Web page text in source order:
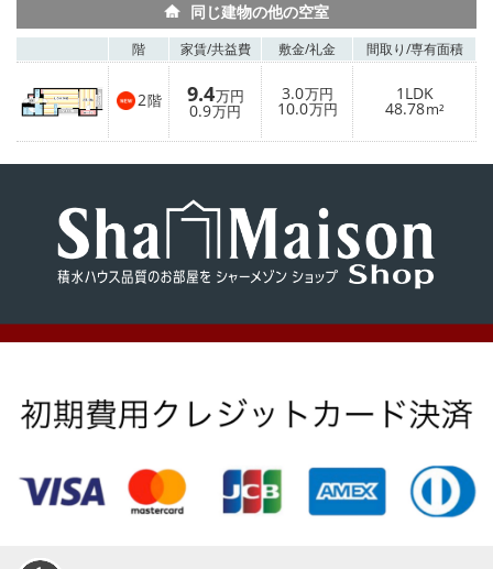
同じ建物の他の空室
階 家賃/共益費 敷金/礼金 間取り/専有面積
2階 9.4万円
0.9万円
3.0万円
10.0万円
1LDK
48.78m²